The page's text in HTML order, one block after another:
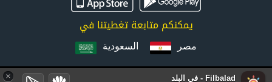
يمكنكم متابعة تغطيتنا في
مصر السعودية
جميع الحقوق محفوظة © 2026 FilBalad.com. موقع في البلد يتم إدارته وتطويره بواسطة × Filbalad - في البلد